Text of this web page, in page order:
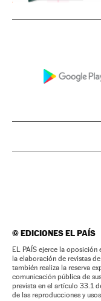
©EDICIONES EL PAÍS
EL PAÍS ejerce la oposición
la elaboración de revistas
también realiza la reserva
comunicación pública de
prevista en el artículo 33.1
de las reproducciones y